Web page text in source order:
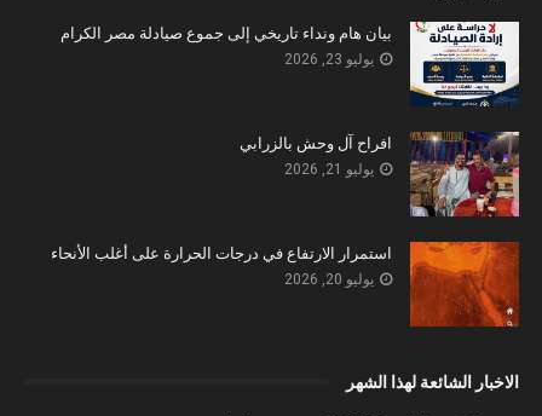
بيان هام ونداء تاريخي إلى جموع صيادلة مصر الكرام
يوليو 23, 2026
افراح آل وحش بالزرابي
يوليو 21, 2026
استمرار الارتفاع في درجات الحرارة على أغلب الأنحاء
يوليو 20, 2026
الاخبار الشائعة لهذا الشهر